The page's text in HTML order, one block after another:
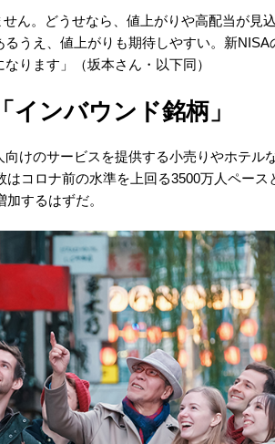
せん。どうせなら、値上がりや高配当が見
うえ、値上がりも期待しやすい。新NISA
ります」（坂本さん・以下同）
ンバウンド銘柄」
けのサービスを提供する小売りやホテル
はコロナ前の水準を上回る3500万人ペース
するはずだ。